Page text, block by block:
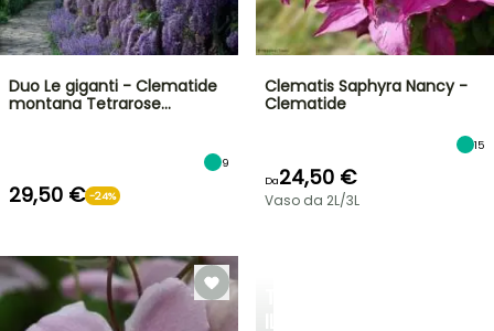
Duo Le giganti - Clematide
montana Tetrarose…
9
29,50 € -24%
Clematis Saphyra Nancy -
Clematide
15
Da24,50 €
Vaso da 2L/3L